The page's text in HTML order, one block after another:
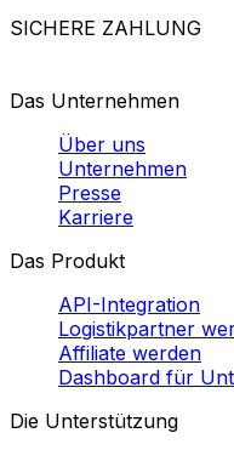
Über uns
Unternehmen
Presse
Karriere
Das Produkt
API-Integration
Logistikpartner
Affiliate werden
Dashboard für
Die Unterstützung
Hilfezentrum